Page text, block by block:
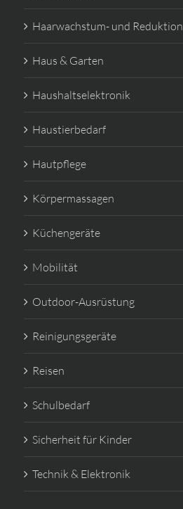
Haarwachstum- und Reduktion
Haus & Garten
Haushaltselektronik
Haustierbedarf
Hautpflege
Körpermassagen
Küchengeräte
Mobilität
Outdoor-Ausrüstung
Reinigungsgeräte
Reisen
Schulbedarf
Sicherheit für Kinder
Technik & Elektronik